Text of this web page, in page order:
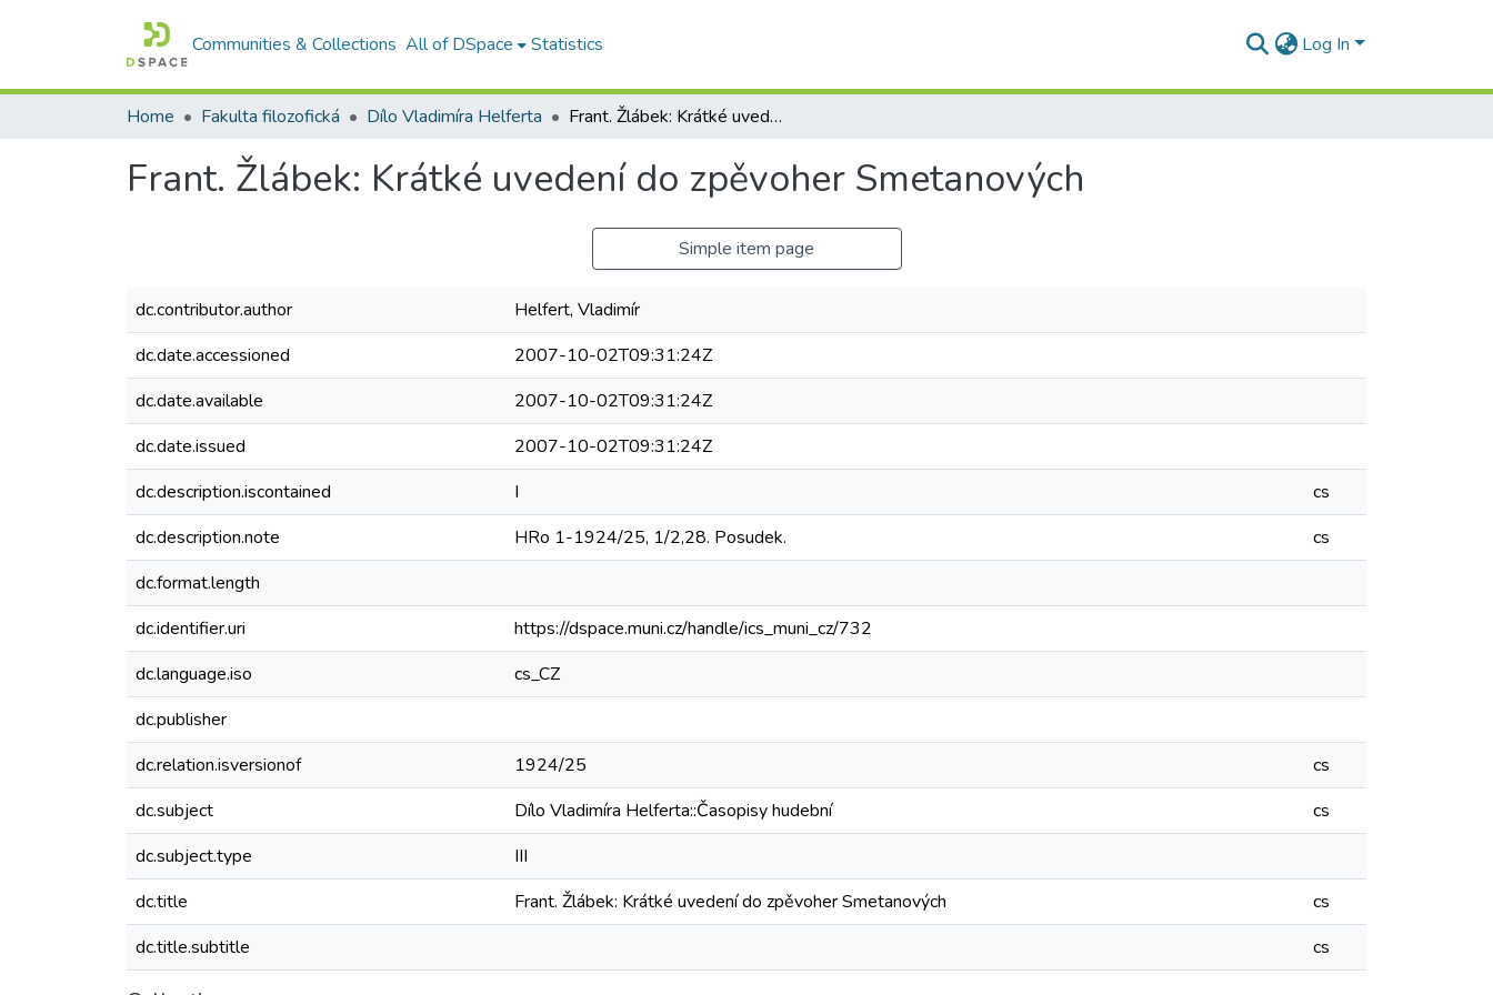
Communities & Collections All of DSpace Statistics Log In
Home Fakulta filozofická Dílo Vladimíra Helferta Frant. Žlábek: Krátké uvedení do zpěvoher Smetanových
Frant. Žlábek: Krátké uvedení do zpěvoher Smetanových
Simple item page
dc.contributor.author
Helfert, Vladimír
dc.date.accessioned
2007-10-02T09:31:24Z
dc.date.available
2007-10-02T09:31:24Z
dc.date.issued
2007-10-02T09:31:24Z
dc.description.iscontained
I
cs
dc.description.note
HRo 1-1924/25, 1/2,28. Posudek.
cs
dc.format.length
dc.identifier.uri
https://dspace.muni.cz/handle/ics_muni_cz/732
dc.language.iso
cs_CZ
dc.publisher
dc.relation.isversionof
1924/25
cs
dc.subject
Dílo Vladimíra Helferta::Časopisy hudební
cs
dc.subject.type
III
dc.title
Frant. Žlábek: Krátké uvedení do zpěvoher Smetanových
cs
dc.title.subtitle
cs